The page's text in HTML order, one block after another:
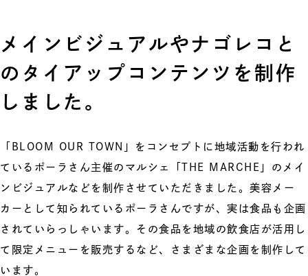
メインビジュアルやナゴレコと
のタイアップコンテンツを制作
しました。
「BLOOM OUR TOWN」をコンセプトに地域活動を行われ
ているポーラさん主催のマルシェ「THE MARCHE」のメイ
ンビジュアルなどを制作させていただきました。美容メー
カーとして知られているポーラさんですが、実は食品も企画
されていらっしゃいます。その食品を地域の飲食店が活用し
て限定メニューを販売するなど、さまざまな企画を制作して
います。